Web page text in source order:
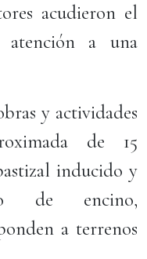
acudieron el
a una
y actividades
de 15
inducido y
de encino,
a terrenos